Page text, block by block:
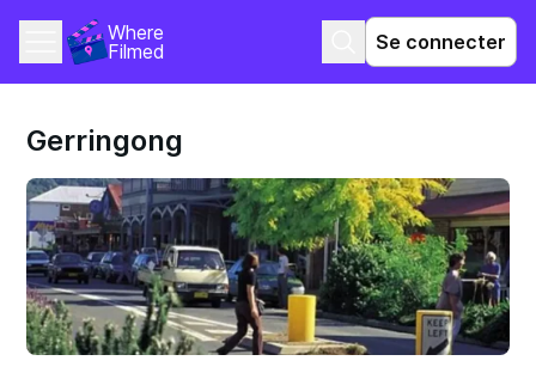
Where
Filmed
Se connecter
Gerringong